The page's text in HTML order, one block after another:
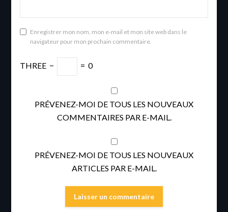
Enregistrer mon nom, mon e-mail et mon site web dans le
navigateur pour mon prochain commentaire.
THREE − = 0
PRÉVENEZ-MOI DE TOUS LES NOUVEAUX
COMMENTAIRES PAR E-MAIL.
PRÉVENEZ-MOI DE TOUS LES NOUVEAUX
ARTICLES PAR E-MAIL.